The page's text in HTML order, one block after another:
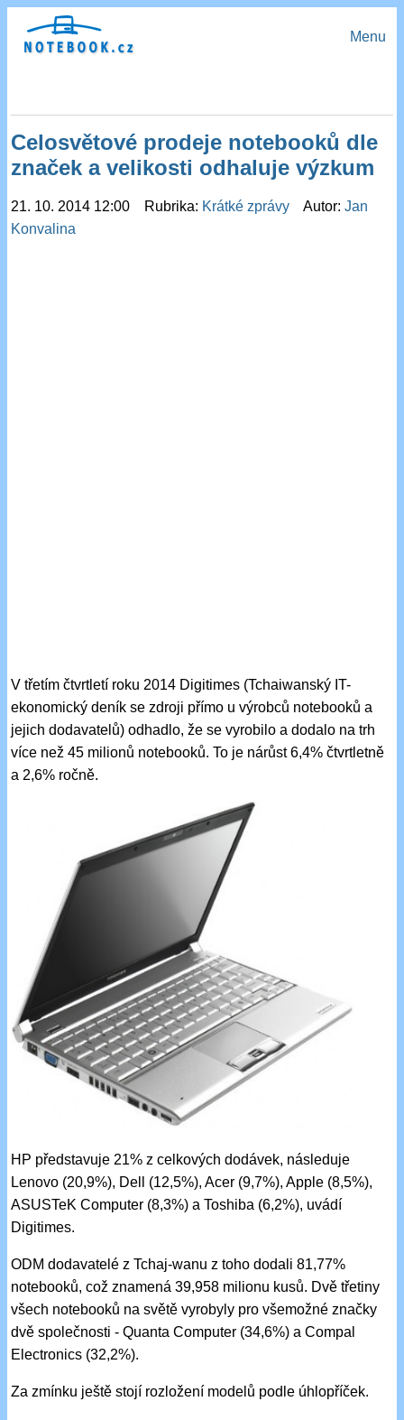
Menu
Celosvětové prodeje notebooků dle
značek a velikosti odhaluje výzkum
21. 10. 2014 12:00 Rubrika: Krátké zprávy Autor:Jan
Konvalina
V třetím čtvrtletí roku 2014 Digitimes (Tchaiwanský IT-
ekonomický deník se zdroji přímo u výrobců notebooků a
jejich dodavatelů) odhadlo, že se vyrobilo a dodalo na trh
více než 45 milionů notebooků. To je nárůst 6,4% čtvrtletně
a 2,6% ročně.
HP představuje 21% z celkových dodávek, následuje
Lenovo (20,9%), Dell (12,5%), Acer (9,7%), Apple (8,5%),
ASUSTeK Computer (8,3%) a Toshiba (6,2%), uvádí
Digitimes.
ODM dodavatelé z Tchaj-wanu z toho dodali 81,77%
notebooků, což znamená 39,958 milionu kusů. Dvě třetiny
všech notebooků na světě vyrobyly pro všemožné značky
dvě společnosti - Quanta Computer (34,6%) a Compal
Electronics (32,2%).
Za zmínku ještě stojí rozložení modelů podle úhlopříček.